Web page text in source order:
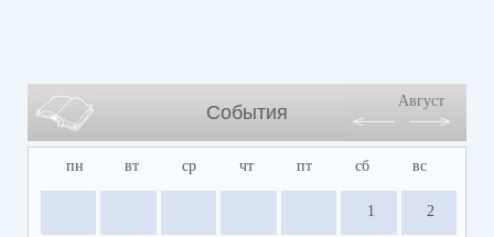
События
Август
пн вт ср чт пт сб вс
1 2